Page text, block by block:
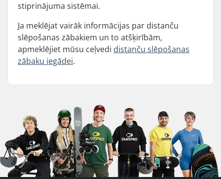
stiprinājuma sistēmai.
Ja meklējat vairāk informācijas par distanču
slēpošanas zābakiem un to atšķirībām,
apmeklējiet mūsu ceļvedi distanču slēpošanas
zābaku iegādei.